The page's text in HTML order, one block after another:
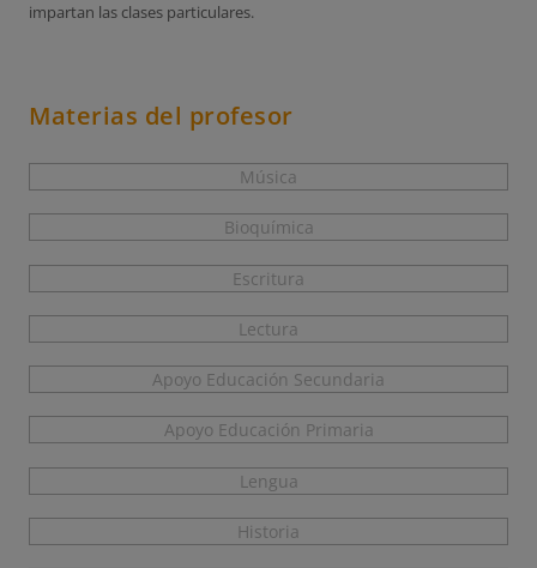
impartan las clases particulares.
Materias del profesor
Música
Bioquímica
Escritura
Lectura
Apoyo Educación Secundaria
Apoyo Educación Primaria
Lengua
Historia